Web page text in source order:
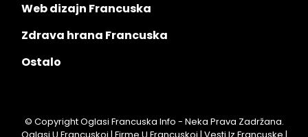
Web dizajn Francuska
Zdrava hrana Francuska
Ostalo
© Copyright Oglasi Francuska Info - Neka Prava Zadržana.